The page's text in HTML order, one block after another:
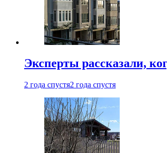
Эксперты рассказали,
2 года спустя2 года спустя